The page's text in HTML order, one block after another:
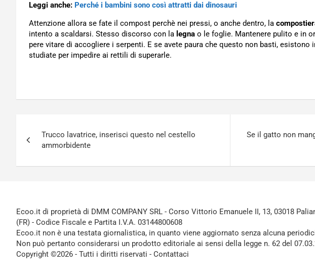
Leggi anche: Perché i bambini sono così attratti dai dinosauri
Attenzione allora se fate il compost perchè nei pressi, o anche dentro, la
intento a scaldarsi. Stesso discorso con la legna o le foglie. Mantenere pulito e in
pere vitare di accogliere i serpenti. E se avete paura che questo non basti, esistono
studiate per impedire ai rettili di superarle.
articoli
Trucco lavatrice, inserisci questo nel cestello
ammorbidente
Se il gatto non
Ecoo.it di proprietà di DMM COMPANY SRL - Corso Vittorio Emanuele II, 13, 03018
(FR) - Codice Fiscale e Partita I.V.A. 03144800608
Ecoo.it non è una testata giornalistica, in quanto viene aggiornato senza alcuna
Non può pertanto considerarsi un prodotto editoriale ai sensi della legge n. 62 del
Copyright ©2026 - Tutti i diritti riservati - Contattaci